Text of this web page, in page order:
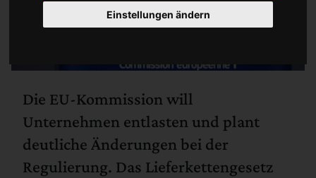
Einstellungen ändern
Die EU-Kommission will
Unternehmen entlasten und plant
deutliche Änderungen bei der
Regulierung. Das Lieferkettengesetz